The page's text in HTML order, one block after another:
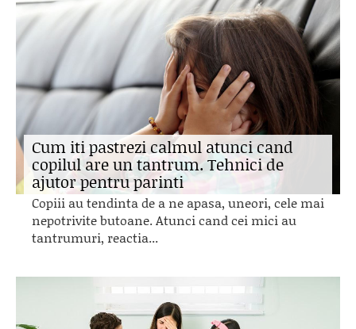
Cum iti pastrezi calmul atunci cand
copilul are un tantrum. Tehnici de
ajutor pentru parinti
Copiii au tendinta de a ne apasa, uneori, cele mai
nepotrivite butoane. Atunci cand cei mici au
tantrumuri, reactia...